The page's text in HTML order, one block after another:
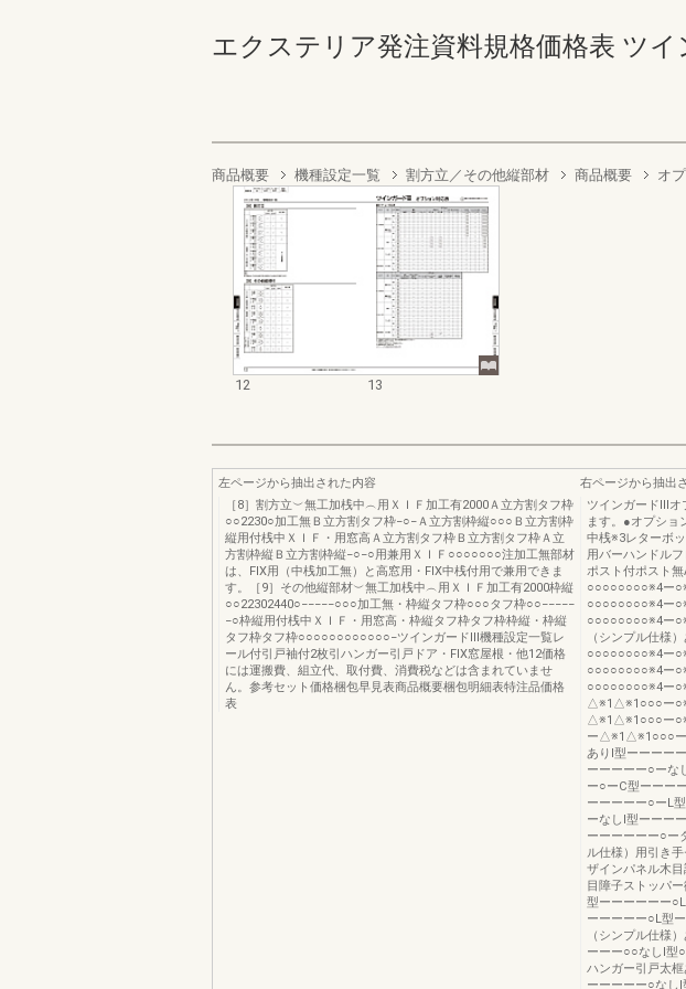
エクステリア発注資料規格価格表 ツイ
商品概要 機種設定一覧 割方立／その他縦部材 商品概要 オ
12 13
左ページから抽出された内容
［8］割方立︶無工加桟中︵用ＸＩＦ加工有2000Ａ立方割タフ枠
○○2230○加工無Ｂ立方割タフ枠−○−Ａ立方割枠縦○○○Ｂ立方割枠
縦用付桟中ＸＩＦ・用窓高Ａ立方割タフ枠Ｂ立方割タフ枠Ａ立
方割枠縦Ｂ立方割枠縦−○−○用兼用ＸＩＦ○○○○○○○注加工無部材
は、FIX用（中桟加工無）と高窓用・FIX中桟付用で兼用できま
す。［9］その他縦部材︶無工加桟中︵用ＸＩＦ加工有2000枠縦
○○22302440○−−−−−○○○加工無・枠縦タフ枠○○○タフ枠○○−−−−−
−○枠縦用付桟中ＸＩＦ・用窓高・枠縦タフ枠タフ枠枠縦・枠縦
タフ枠タフ枠○○○○○○○○○○○○−ツインガードⅢ機種設定一覧レ
ール付引戸袖付2枚引ハンガー引戸ドア・FIX窓屋根・他12価格
には運搬費、組立代、取付費、消費税などは含まれていませ
ん。参考セット価格梱包早見表商品概要梱包明細表特注品価格
表
右ページから抽出
ツインガードⅢオ
ます。●オプショ
中桟※3レターボ
用バーハンドル
ポスト付ポスト
○○○○○○○○※4ー
○○○○○○○○※4ー
○○○○○○○○※4ー
（シンプル仕様
○○○○○○○○※4ー
○○○○○○○○※4ー
○○○○○○○○※4ー
△※1△※1○○○ー
△※1△※1○○○ー
ー△※1△※1○○○
ありI型ーーーー
ーーーーー○ーな
ー○ーC型ーーー
ーーーーー○ーL
ーなしI型ーーー
ーーーーーー○ー
ル仕様）用引き
ザインパネル木
目障子ストッパ
型ーーーーーー
ーーーーー○L型
（シンプル仕様
ーーー○○なしI型
ハンガー引戸太
ーーーーー○なし